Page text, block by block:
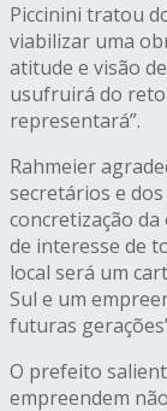
Piccinini tratou
viabilizar uma
atitude e visão
usufruirá do
representará”.
Rahmeier
secretários e
concretização
de interesse de
local será um
Sul e um
futuras
O prefeito
empreendem